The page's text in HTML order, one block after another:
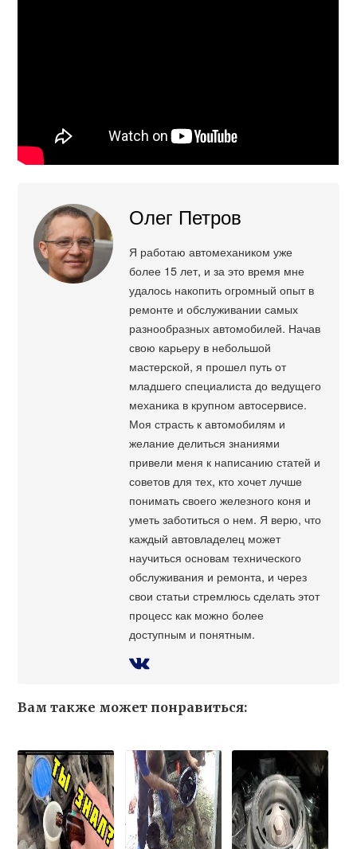
Олег Петров
Я работаю автомехаником уже
более 15 лет, и за это время мне
удалось накопить огромный опыт в
ремонте и обслуживании самых
разнообразных автомобилей. Начав
свою карьеру в небольшой
мастерской, я прошел путь от
младшего специалиста до ведущего
механика в крупном автосервисе.
Моя страсть к автомобилям и
желание делиться знаниями
привели меня к написанию статей и
советов для тех, кто хочет лучше
понимать своего железного коня и
уметь заботиться о нем. Я верю, что
каждый автовладелец может
научиться основам технического
обслуживания и ремонта, и через
свои статьи стремлюсь сделать этот
процесс как можно более
доступным и понятным.
Вам также может понравиться: